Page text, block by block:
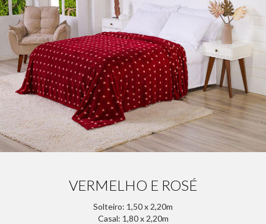
VERMELHO E ROSÉ
Solteiro: 1,50 x 2,20m
Casal: 1,80 x 2,20m